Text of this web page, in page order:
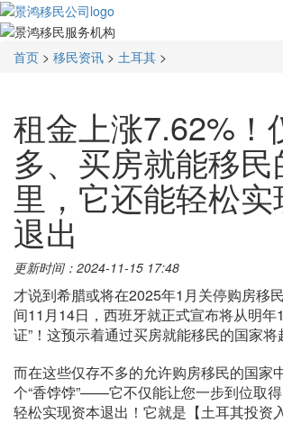
首页 > 移民资讯 > 土耳其 >
租金上涨7.62%！
多、买房就能移民
里，它还能轻松
退出
更新时间：2024-11-15 17:48
才说到希腊或将在2025年1月关停购房移
间11月14日，西班牙就正式宣布将从明年
证”！这预示着通过买房就能移民的国家将
而在这些仅存不多的允许购房移民的国家
个“香饽饽”——它不仅能让您一步到位取
轻松实现资本退出！它就是【土耳其投资